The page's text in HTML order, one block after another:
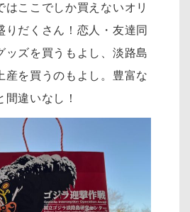
はここでしか買えないオリ
りだくさん！恋人・友達同
ッズを買うもよし、淡路島
産を買うのもよし。豊富な
違いなし！